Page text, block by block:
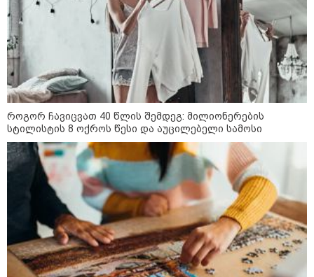
10:52 / 06-08-2026
ვაშინგტონს რაკეტების
დეფიციტი აქვს? - მედიის
ცნობით, დონალდ ტრამპი პიტ
ჰეგსეთს დაუპირისპირდა:
დეტალები
23:45 / 05-08-2026
ტრაგედია შოტლანდიაში - 35
წლის მამას 9 წლის
ქალიშვილის მკვლელობაში
ედება ბრალი
კატეგორიის ყველა სიახლე
როგორ ჩავიცვათ 40 წლის შემდეგ: მილიონერების
სტილისტის 8 ოქროს წესი და აუცილებელი სამოსი